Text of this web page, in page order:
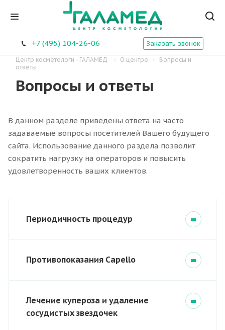
+7 (495) 104-26-06 Заказать звонок
Центр косметологи - ГАЛАМЕД О центре
Вопросы и
ответы
Вопросы и ответы
В данном разделе приведены ответа на часто
задаваемые вопросы посетителей Вашего будущего
сайта. Использование данного раздела позволит
сократить нагрузку на операторов и повысить
удовлетворенность ваших клиентов.
Периодичность процедур
Противопоказания Capello
Лечение купероза и удаление
сосудистых звездочек